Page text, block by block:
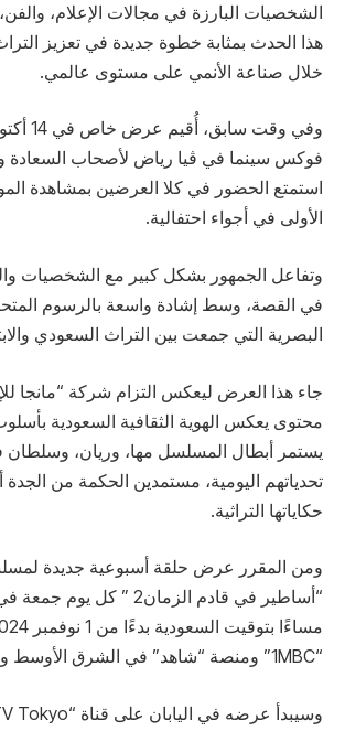
الشخصيات البارزة في مجالات الإعلام،
هذا الحدث بمثابة خطوة جديدة في تعزيز
خلال صناعة الأنمي على مستوى عالمي.
فوكس سينما في ڤيا رياض لأصحاب السعادة
استمتع الحضور في كلا العرضين بمشاهدة
الأولى في أجواء احتفالية.
وتفاعل الجمهور بشكل كبير مع الشخصيات
في القصة، وسط إشادة واسعة بالرسوم
البصرية التي جمعت بين التراث السعودي
جاء هذا العرض ليعكس التزام شركة “مانجا
محتوى يعكس الهوية الثقافية السعودية
يستمر أبطال المسلسل مها، وريان، وسلطان
تحدياتهم اليومية، مستمدين الحكمة من الجدة
حكاياتها التراثية.
ومن المقرر عرض حلقة أسبوعية جديدة
“1MBC” ومنصة “شاهد” في الشرق الأوسط وشمال أفريقيا.